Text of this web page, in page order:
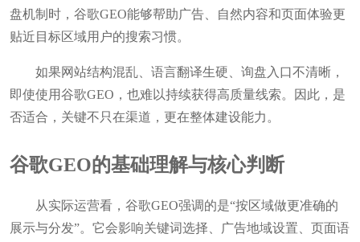
盘机制时，谷歌GEO能够帮助广告、自然内容和页面体验更
贴近目标区域用户的搜索习惯。
如果网站结构混乱、语言翻译生硬、询盘入口不清晰，
即使使用谷歌GEO，也难以持续获得高质量线索。因此，是
否适合，关键不只在渠道，更在整体建设能力。
谷歌GEO的基础理解与核心判断
从实际运营看，谷歌GEO强调的是“按区域做更准确的
展示与分发”。它会影响关键词选择、广告地域设置、页面语